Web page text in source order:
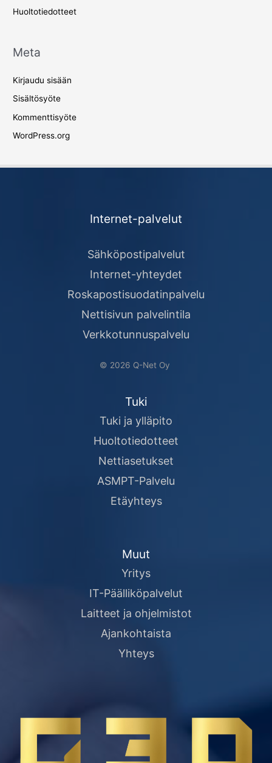
Huoltotiedotteet
Meta
Kirjaudu sisään
Sisältösyöte
Kommenttisyöte
WordPress.org
Internet-palvelut
Sähköpostipalvelut
Internet-yhteydet
Roskapostisuodatinpalvelu
Nettisivun palvelintila
Verkkotunnuspalvelu
© 2026 Q-Net Oy
Tuki
Tuki ja ylläpito
Huoltotiedotteet
Nettiasetukset
ASMPT-Palvelu
Etäyhteys
Muut
Yritys
IT-Päälliköpalvelut
Laitteet ja ohjelmistot
Ajankohtaista
Yhteys